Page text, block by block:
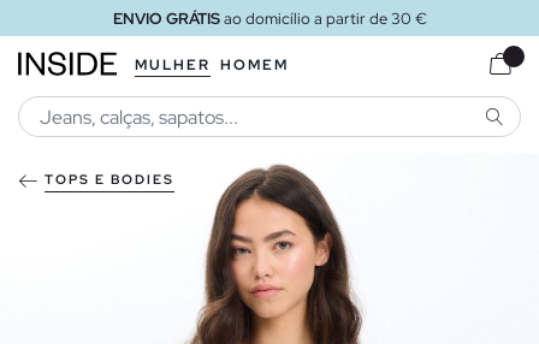
ENVIO GRÁTISao domicílio a partir de 30 €
MULHER HOMEM
TOPS E BODIES